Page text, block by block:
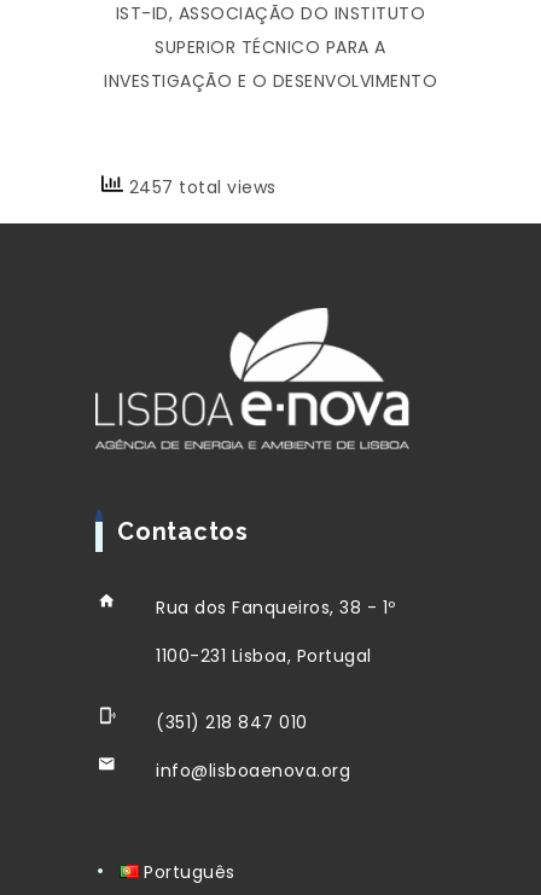
IST-ID, ASSOCIAÇÃO DO INSTITUTO
SUPERIOR TÉCNICO PARA A
INVESTIGAÇÃO E O DESENVOLVIMENTO
2457 total views
Contactos
Rua dos Fanqueiros, 38 - 1º
1100-231 Lisboa, Portugal
(351) 218 847 010
info@lisboaenova.org
Português